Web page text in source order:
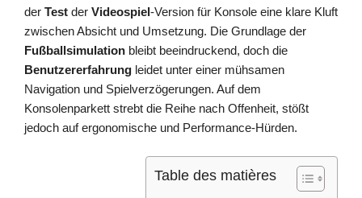
der Test der Videospiel-Version für Konsole eine klare Kluft
zwischen Absicht und Umsetzung. Die Grundlage der
Fußballsimulation bleibt beeindruckend, doch die
Benutzererfahrung leidet unter einer mühsamen
Navigation und Spielverzögerungen. Auf dem
Konsolenparkett strebt die Reihe nach Offenheit, stößt
jedoch auf ergonomische und Performance-Hürden.
Table des matières